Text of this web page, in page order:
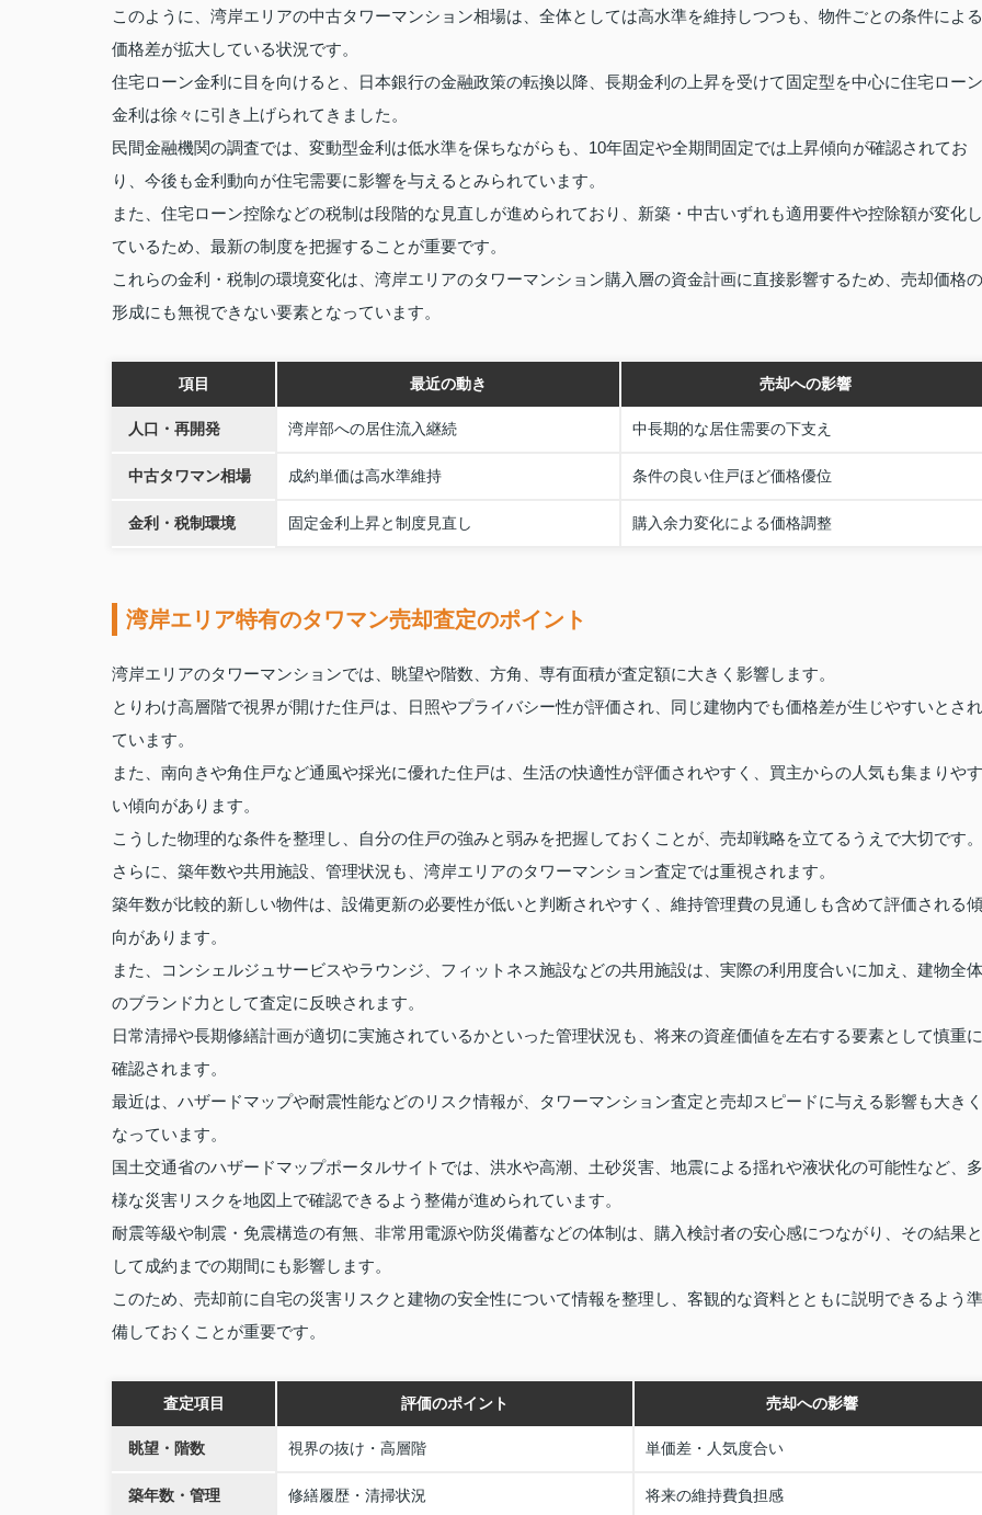
このように、湾岸エリアの中古タワーマンション相場は、全体としては高水準を維持しつつも、物件ごとの条件による
価格差が拡大している状況です。
住宅ローン金利に目を向けると、日本銀行の金融政策の転換以降、長期金利の上昇を受けて固定型を中心に住宅ローン
金利は徐々に引き上げられてきました。
民間金融機関の調査では、変動型金利は低水準を保ちながらも、10年固定や全期間固定では上昇傾向が確認されてお
り、今後も金利動向が住宅需要に影響を与えるとみられています。
また、住宅ローン控除などの税制は段階的な見直しが進められており、新築・中古いずれも適用要件や控除額が変化し
ているため、最新の制度を把握することが重要です。
これらの金利・税制の環境変化は、湾岸エリアのタワーマンション購入層の資金計画に直接影響するため、売却価格の
形成にも無視できない要素となっています。
項目 最近の動き 売却への影響
人口・再開発 湾岸部への居住流入継続 中長期的な居住需要の下支え
中古タワマン相場 成約単価は高水準維持 条件の良い住戸ほど価格優位
金利・税制環境 固定金利上昇と制度見直し 購入余力変化による価格調整
湾岸エリア特有のタワマン売却査定のポイント
湾岸エリアのタワーマンションでは、眺望や階数、方角、専有面積が査定額に大きく影響します。
とりわけ高層階で視界が開けた住戸は、日照やプライバシー性が評価され、同じ建物内でも価格差が生じやすいとされ
ています。
また、南向きや角住戸など通風や採光に優れた住戸は、生活の快適性が評価されやすく、買主からの人気も集まりやす
い傾向があります。
こうした物理的な条件を整理し、自分の住戸の強みと弱みを把握しておくことが、売却戦略を立てるうえで大切です。
さらに、築年数や共用施設、管理状況も、湾岸エリアのタワーマンション査定では重視されます。
築年数が比較的新しい物件は、設備更新の必要性が低いと判断されやすく、維持管理費の見通しも含めて評価される傾
向があります。
また、コンシェルジュサービスやラウンジ、フィットネス施設などの共用施設は、実際の利用度合いに加え、建物全体
のブランド力として査定に反映されます。
日常清掃や長期修繕計画が適切に実施されているかといった管理状況も、将来の資産価値を左右する要素として慎重に
確認されます。
最近は、ハザードマップや耐震性能などのリスク情報が、タワーマンション査定と売却スピードに与える影響も大きく
なっています。
国土交通省のハザードマップポータルサイトでは、洪水や高潮、土砂災害、地震による揺れや液状化の可能性など、多
様な災害リスクを地図上で確認できるよう整備が進められています。
耐震等級や制震・免震構造の有無、非常用電源や防災備蓄などの体制は、購入検討者の安心感につながり、その結果と
して成約までの期間にも影響します。
このため、売却前に自宅の災害リスクと建物の安全性について情報を整理し、客観的な資料とともに説明できるよう準
備しておくことが重要です。
査定項目 評価のポイント 売却への影響
眺望・階数 視界の抜け・高層階 単価差・人気度合い
築年数・管理 修繕履歴・清掃状況 将来の維持費負担感